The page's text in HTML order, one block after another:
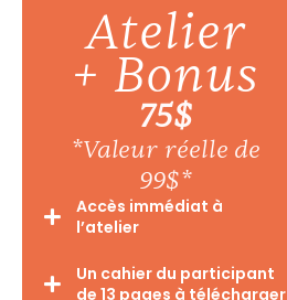
Atelier
+ Bonus
75$
*Valeur réelle de
99$*
Accès immédiat à
l’atelier
Un cahier du participant
de 13 pages à télécharger